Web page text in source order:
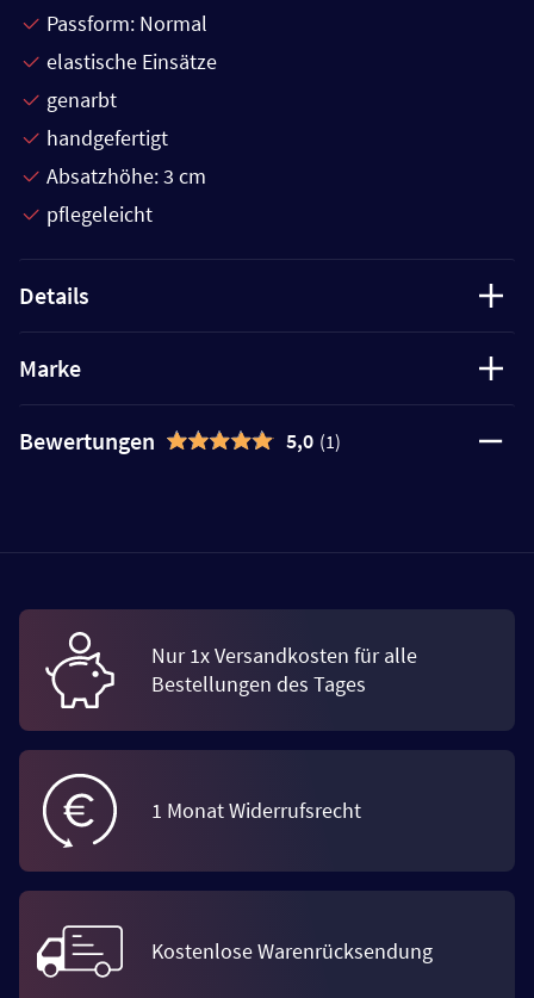
Passform: Normal
elastische Einsätze
genarbt
handgefertigt
Absatzhöhe: 3 cm
pflegeleicht
Details
Marke
Bewertungen 5,0 (1)
Nur 1x Versandkosten für alle
Bestellungen des Tages
1 Monat Widerrufsrecht
Kostenlose Warenrücksendung